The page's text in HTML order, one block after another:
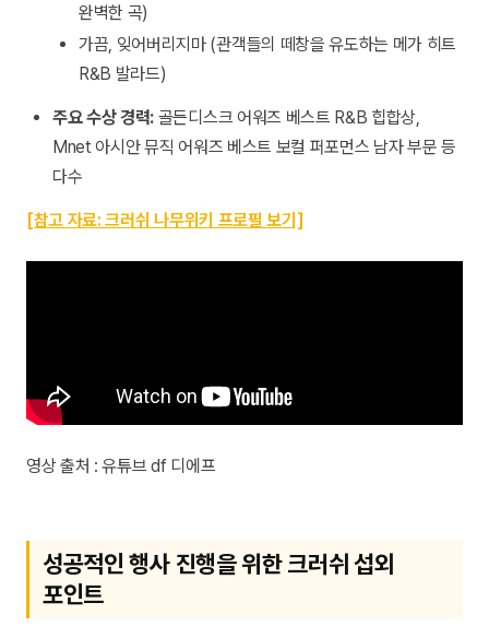
완벽한 곡)
가끔, 잊어버리지마(관객들의 떼창을 유도하는 메가 히트
R&B 발라드)
주요 수상 경력: 골든디스크 어워즈 베스트 R&B 힙합상,
Mnet 아시안 뮤직 어워즈 베스트 보컬 퍼포먼스 남자 부문 등
다수
[참고 자료: 크러쉬 나무위키 프로필 보기]
영상 출처 : 유튜브 df 디에프
성공적인 행사 진행을 위한 크러쉬 섭외
포인트